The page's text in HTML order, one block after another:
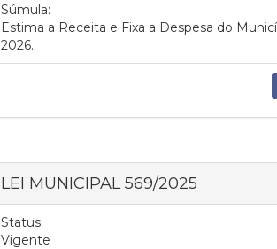
Súmula:
Estima a Receita e Fixa a Despesa do
2026.
LEI MUNICIPAL 569/2025
Status:
Vigente